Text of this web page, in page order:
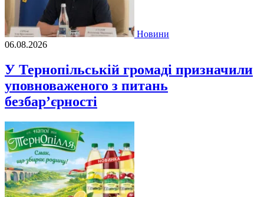
Новини
06.08.2026
У Тернопільській громаді призначили
уповноваженого з питань
безбар’єрності